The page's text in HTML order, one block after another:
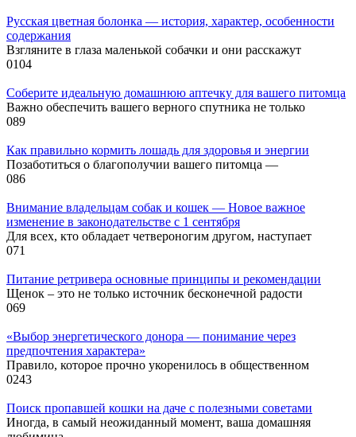
Русская цветная болонка — история, характер, особенности
содержания
Взгляните в глаза маленькой собачки и они расскажут
0104
Соберите идеальную домашнюю аптечку для вашего питомца
Важно обеспечить вашего верного спутника не только
089
Как правильно кормить лошадь для здоровья и энергии
Позаботиться о благополучии вашего питомца —
086
Внимание владельцам собак и кошек — Новое важное
изменение в законодательстве с 1 сентября
Для всех, кто обладает четвероногим другом, наступает
071
Питание ретривера основные принципы и рекомендации
Щенок – это не только источник бесконечной радости
069
«Выбор энергетического донора — понимание через
предпочтения характера»
Правило, которое прочно укоренилось в общественном
0243
Поиск пропавшей кошки на даче с полезными советами
Иногда, в самый неожиданный момент, ваша домашняя